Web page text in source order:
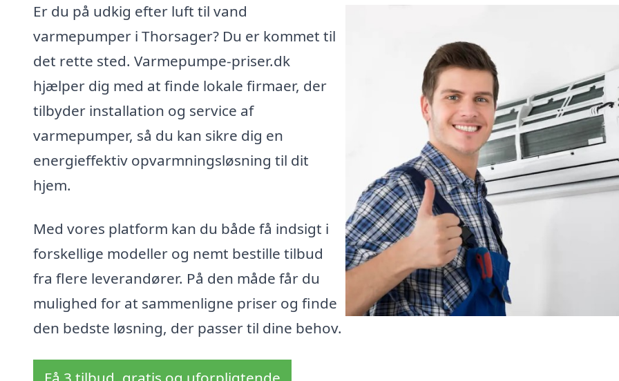
Er du på udkig efter luft til vand
varmepumper i Thorsager? Du er kommet til
det rette sted. Varmepumpe-priser.dk
hjælper dig med at finde lokale firmaer, der
tilbyder installation og service af
varmepumper, så du kan sikre dig en
energieffektiv opvarmningsløsning til dit
hjem.
Med vores platform kan du både få indsigt i
forskellige modeller og nemt bestille tilbud
fra flere leverandører. På den måde får du
mulighed for at sammenligne priser og finde
den bedste løsning, der passer til dine behov.